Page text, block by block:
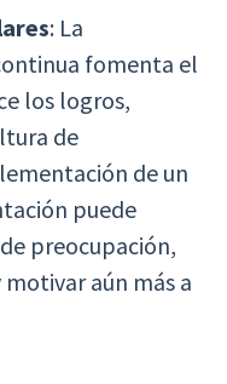
: La
fomenta el
los logros,
de
de un
puede
preocupación,
aún más a